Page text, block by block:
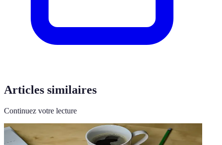
Articles similaires
Continuez votre lecture